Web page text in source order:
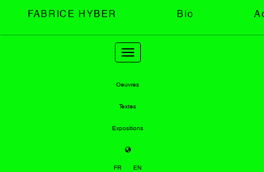
FABRICE HYBER Bio
Toggle
navigation
Oeuvres
Textes
Expositions
FR EN